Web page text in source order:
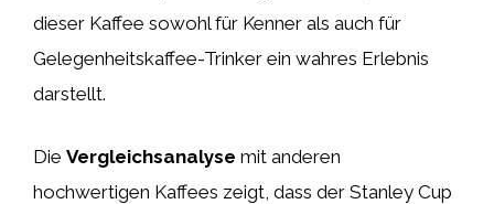
dieser Kaffee sowohl für Kenner als auch für
Gelegenheitskaffee-Trinker ein wahres Erlebnis
darstellt.
Die Vergleichsanalyse mit anderen
hochwertigen Kaffees zeigt, dass der Stanley Cup